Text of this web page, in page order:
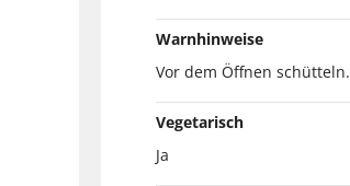
Warnhinweise
Vor dem Öffnen schütteln.
Vegetarisch
Ja